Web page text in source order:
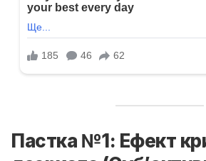
Пастка №1: Ефект